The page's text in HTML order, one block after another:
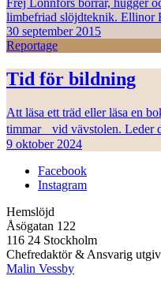
limbefriad slöjdteknik. Ellinor
30 september 2015
Reportage
Tid för bildning
Att läsa ett träd eller läsa en
timmar vid vävstolen. Leder
9 oktober 2024
Facebook
Instagram
Hemslöjd
Åsögatan 122
116 24 Stockholm
Chefredaktör & Ansvarig
Malin Vessby